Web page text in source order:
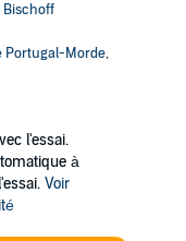
Bischoff
Portugal-Morde,
l'essai.
à
Voir